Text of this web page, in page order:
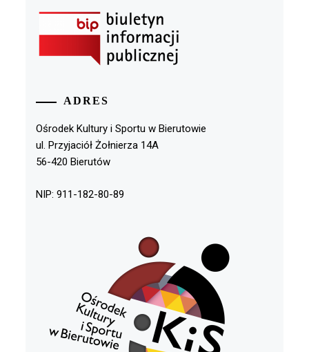
ADRES
Ośrodek Kultury i Sportu w Bierutowie
ul. Przyjaciół Żołnierza 14A
56-420 Bierutów
NIP: 911-182-80-89